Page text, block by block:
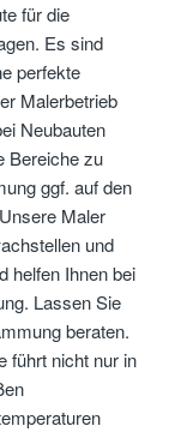
für die
Es sind
perfekte
Malerbetrieb
Neubauten
Bereiche zu
ggf. auf den
Maler
und
helfen Ihnen bei
Lassen Sie
beraten.
führt nicht nur in